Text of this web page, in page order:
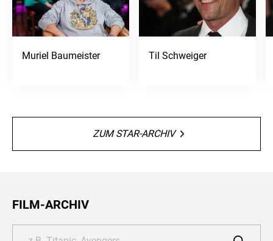
Muriel Baumeister Til Schweiger
ZUM STAR-ARCHIV
FILM-ARCHIV